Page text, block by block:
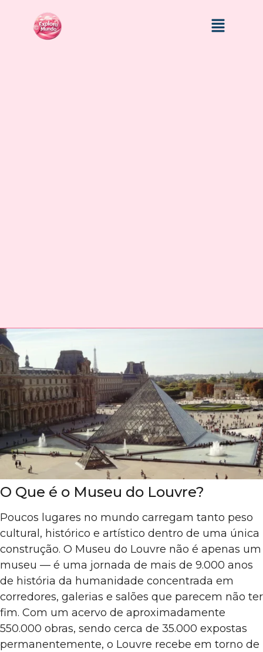
O Que é o Museu do Louvre?
Poucos lugares no mundo carregam tanto peso
cultural, histórico e artístico dentro de uma única
construção. O Museu do Louvre não é apenas um
museu — é uma jornada de mais de 9.000 anos
de história da humanidade concentrada em
corredores, galerias e salões que parecem não ter
fim. Com um acervo de aproximadamente
550.000 obras, sendo cerca de 35.000 expostas
permanentemente, o Louvre recebe em torno de